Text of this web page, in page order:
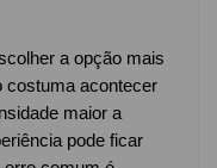
a opção mais
costuma acontecer
maior a
pode ficar